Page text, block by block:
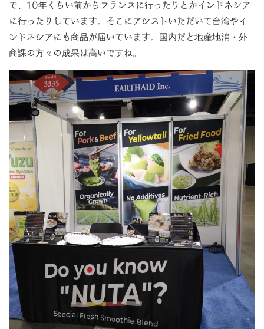
で、10年くらい前からフランスに行ったりとかインドネシア
に行ったりしています。そこにアシストいただいて台湾やイ
ンドネシアにも商品が届いています。国内だと地産地消・外
商課の方々の成果は高いですね。